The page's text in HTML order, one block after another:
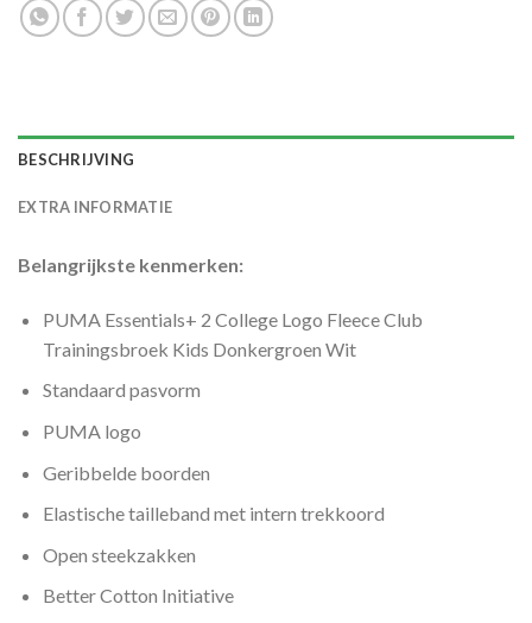
BESCHRIJVING
EXTRA INFORMATIE
Belangrijkste kenmerken:
PUMA Essentials+ 2 College Logo Fleece Club
Trainingsbroek Kids Donkergroen Wit
Standaard pasvorm
PUMA logo
Geribbelde boorden
Elastische tailleband met intern trekkoord
Open steekzakken
Better Cotton Initiative